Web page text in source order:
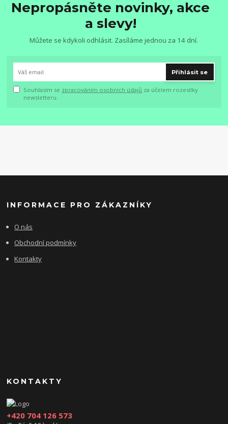
Nepropásněte novinky, akce
a slevy!
Můžete se kdykoli odhlásit. Zasíláme jednou za 14 dní.
Přihlásit se
Souhlasím se zpracováním osobních údajů za účelem rozesílky
newsletteru.
INFORMACE PRO ZÁKAZNÍKY
O nás
Obchodní podmínky
Kontakty
KONTAKTY
+420 704 126 573